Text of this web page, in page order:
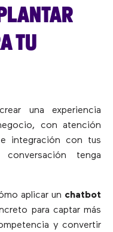
TU
una experiencia
con atención
integración con tus
tenga
aplicar un chatbot
para captar más
y convertir